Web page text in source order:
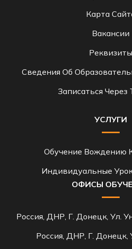
Карта
Вакансии
Реквизиты
Сведения Об
Записаться Через
УСЛУГИ
Обучение Вождению
Индивидуальные
ОФИСЫ
Россия, ДНР, Г. Донецк, Ул.
Россия, ДНР, Г. Донецк,